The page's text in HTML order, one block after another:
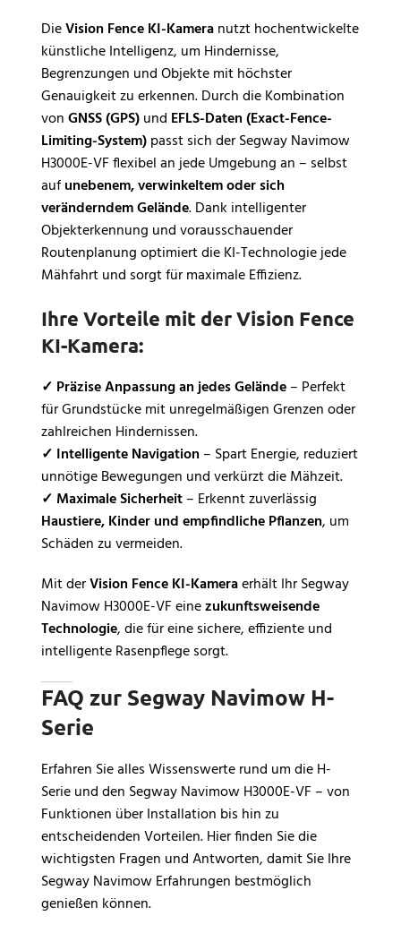
DieVision Fence KI-Kameranutzt hochentwickelte
künstliche Intelligenz, um Hindernisse,
Begrenzungen und Objekte mit höchster
Genauigkeit zu erkennen. Durch die Kombination
vonGNSS (GPS)und EFLS-Daten (Exact-Fence-
Limiting-System)passt sich der Segway Navimow
H3000E-VF flexibel an jede Umgebung an – selbst
aufunebenem, verwinkeltem oder sich
veränderndem Gelände. Dank intelligenter
Objekterkennung und vorausschauender
Routenplanung optimiert die KI-Technologie jede
Mähfahrt und sorgt für maximale Effizienz.
Ihre Vorteile mit der Vision Fence
KI-Kamera:
✓ Präzise Anpassung an jedes Gelände– Perfekt
für Grundstücke mit unregelmäßigen Grenzen oder
zahlreichen Hindernissen.
✓ Intelligente Navigation – Spart Energie, reduziert
unnötige Bewegungen und verkürzt die Mähzeit.
✓ Maximale Sicherheit– Erkennt zuverlässig
Haustiere, Kinder und empfindliche Pflanzen, um
Schäden zu vermeiden.
Mit derVision Fence KI-Kameraerhält Ihr Segway
Navimow H3000E-VF einezukunftsweisende
Technologie, die für eine sichere, effiziente und
intelligente Rasenpflege sorgt.
FAQ zur Segway Navimow H-
Serie
Erfahren Sie alles Wissenswerte rund um die H-
Serie und den Segway Navimow H3000E-VF – von
Funktionen über Installation bis hin zu
entscheidenden Vorteilen. Hier finden Sie die
wichtigsten Fragen und Antworten, damit Sie Ihre
Segway Navimow Erfahrungen bestmöglich
genießen können.